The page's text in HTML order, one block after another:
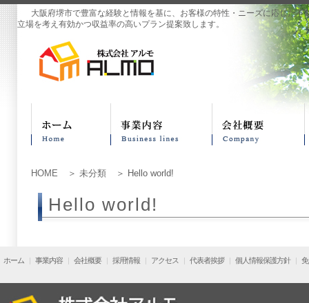
大阪府堺市で豊富な経験と情報を基に、お客様の特性・ニーズに応じた
立場を考え有効かつ収益率の高いプラン提案致します。
HOME ＞ 未分類 ＞ Hello world!
Hello world!
ホーム | 事業内容 | 会社概要 | 採用情報 | アクセス | 代表者挨拶 | 個人情報保護方針 |